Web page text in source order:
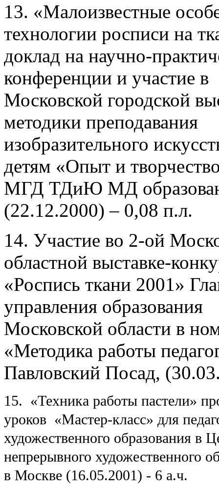
13. «Малоизвестные
технологии росписи на
доклад на научно-
конференции и участие в
Московской городской
методики преподавания
изобразительного
детям «Опыт и
МГД ТДиЮ МД
(22.12.2000) – 0,08 п.л.
14. Участие во 2-ой
областной выставке-
«Роспись ткани 2001»
управления образования
Московской области в
«Методика работы
Павловский Посад,
15. «Техника работы пастели»
уроков «Мастер-класс» для
художественного образования в
непрерывного художественного
в Москве (16.05.2001) - 6 а.ч.